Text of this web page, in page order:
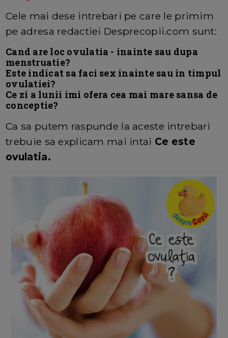
Cele mai dese intrebari pe care le primim
pe adresa redactiei Desprecopii.com sunt:
Cand are loc ovulatia - inainte sau dupa
menstruatie?
Este indicat sa faci sex inainte sau in timpul
ovulatiei?
Ce zi a lunii imi ofera cea mai mare sansa de
conceptie?
Ca sa putem raspunde la aceste intrebari
trebuie sa explicam mai intai Ce este
ovulatia.